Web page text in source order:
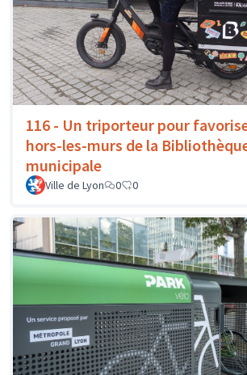
116 - Un triporteur pour
hors-les-murs de la
municipale
Ville de Lyon 0 0